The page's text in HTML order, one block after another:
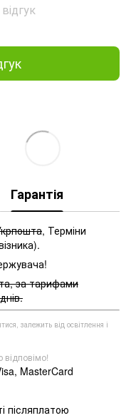
Гарантія
, Терміни
за тарифами
залежить від освітлення і
відповімо!
MasterCard
післяплатою